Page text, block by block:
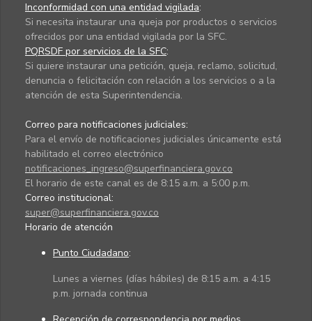
Inconformidad con una entidad vigilada:
Si necesita instaurar una queja por productos o servicios
ofrecidos por una entidad vigilada por la SFC.
PQRSDF por servicios de la SFC:
Si quiere instaurar una petición, queja, reclamo, solicitud,
denuncia o felicitación con relación a los servicios o a la
atención de esta Superintendencia.
Correo para notificaciones judiciales:
Para el envío de notificaciones judiciales únicamente está
habilitado el correo electrónico
notificaciones_ingreso@superfinanciera.gov.co
El horario de este canal es de 8:15 a.m. a 5:00 p.m.
Correo institucional:
super@superfinanciera.gov.co
Horario de atención
Punto Ciudadano:
Lunes a viernes (días hábiles) de 8:15 a.m. a 4:15
p.m. jornada continua